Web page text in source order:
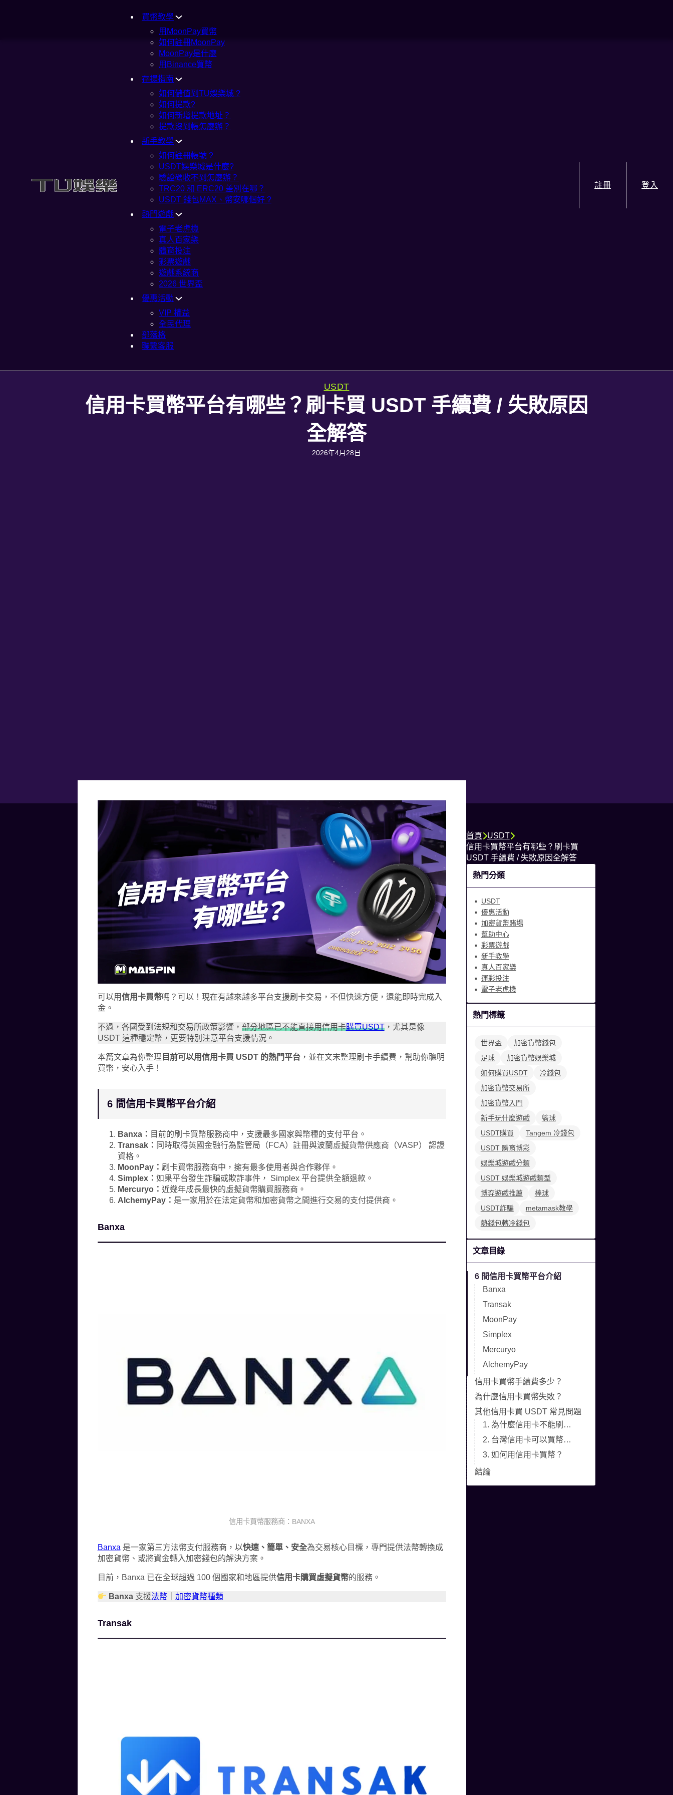
買幣教學
用MoonPay買幣
如何註冊MoonPay
MoonPay是什麼
用Binance買幣
存提指南
如何儲值到TU娛樂城 ?
如何提款?
如何新增提款地址？
提款沒到帳怎麼辦？
新手教學
如何註冊帳號 ?
USDT娛樂城是什麼?
驗證碼收不到怎麼辦？
TRC20 和 ERC20 差別在哪？
USDT 錢包MAX、幣安哪個好 ?
熱門遊戲
電子老虎機
真人百家樂
體育投注
彩票遊戲
遊戲系統商
2026 世界盃
優惠活動
VIP 權益
全民代理
部落格
聯繫客服
註冊 登入
USDT
信用卡買幣平台有哪些？刷卡買 USDT 手續費 / 失敗原因
全解答
2026年4月28日
可以用信用卡買幣嗎？可以！現在有越來越多平台支援刷卡交易，不但快速方便，還能即時完成入
金。
不過，各國受到法規和交易所政策影響， 部分地區已不能直接用信用卡購買USDT，尤其是像
USDT 這種穩定幣，更要特別注意平台支援情況。
本篇文章為你整理 目前可以用信用卡買 USDT 的熱門平台，並在文末整理刷卡手續費，幫助你聰明
買幣，安心入手！
6 間信用卡買幣平台介紹
Banxa： 目前的刷卡買幣服務商中，支援最多國家與幣種的支付平台。
Transak： 同時取得英國金融行為監管局（FCA）註冊與波蘭虛擬貨幣供應商（VASP） 認證
資格。
MoonPay： 刷卡買幣服務商中，擁有最多使用者與合作夥伴。
Simplex： 如果平台發生詐騙或欺詐事件， Simplex 平台提供全額退款。
Mercuryo： 近幾年成長最快的虛擬貨幣購買服務商。
AlchemyPay： 是一家用於在法定貨幣和加密貨幣之間進行交易的支付提供商。
Banxa
信用卡買幣服務商：BANXA
Banxa 是一家第三方法幣支付服務商，以快速、簡單、安全為交易核心目標，專門提供法幣轉換成
加密貨幣、或將資金轉入加密錢包的解決方案。
目前，Banxa 已在全球超過 100 個國家和地區提供信用卡購買虛擬貨幣的服務。
Banxa支援法幣｜ 加密貨幣種類
Transak
首頁
USDT
信用卡買幣平台有哪些？刷卡買
USDT 手續費 / 失敗原因全解答
熱門分類
USDT
優惠活動
加密貨幣賭場
幫助中心
彩票遊戲
新手教學
真人百家樂
運彩投注
電子老虎機
熱門標籤
世界盃
加密貨幣錢包
足球
加密貨幣娛樂城
如何購買USDT
冷錢包
加密貨幣交易所
加密貨幣入門
新手玩什麼遊戲
籃球
USDT購買
Tangem 冷錢包
USDT 體育博彩
娛樂城遊戲分類
USDT 娛樂城遊戲類型
博弈遊戲推薦
棒球
USDT詐騙
metamask教學
熱錢包轉冷錢包
文章目錄
6 間信用卡買幣平台介紹
Banxa
Transak
MoonPay
Simplex
Mercuryo
AlchemyPay
信用卡買幣手續費多少？
為什麼信用卡買幣失敗？
其他信用卡買 USDT 常見問題
1. 為什麼信用卡不能刷幣安？
2. 台灣信用卡可以買幣嗎？
3. 如何用信用卡買幣？
結論